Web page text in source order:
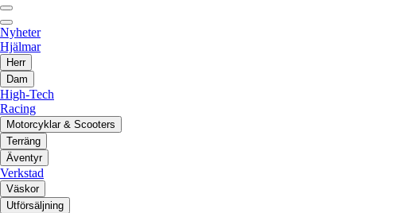
Nyheter
Hjälmar
Herr
Dam
High-Tech
Racing
Motorcyklar & Scooters
Terräng
Äventyr
Verkstad
Väskor
Utförsäljning